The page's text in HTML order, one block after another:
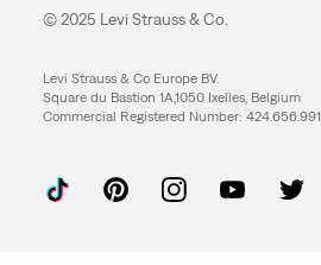
© 2025 Levi Strauss & Co.
Levi Strauss & Co Europe BV.
Square du Bastion 1A,1050 Ixelles, Belgium
Commercial Registered Number: 424.656.991